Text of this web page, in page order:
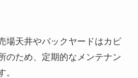
場天井やバックヤードはカビ
のため、定期的なメンテナン
。